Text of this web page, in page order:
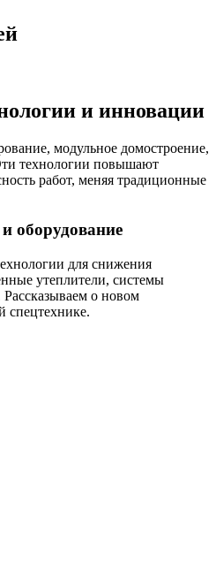
и инновации
модульное домостроение,
технологии повышают
работ, меняя традиционные
оборудование
для снижения
утеплители, системы
о новом
спецтехнике.